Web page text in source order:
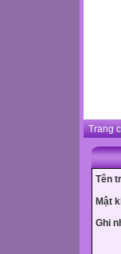
Trang
Tên
Mật
Ghi